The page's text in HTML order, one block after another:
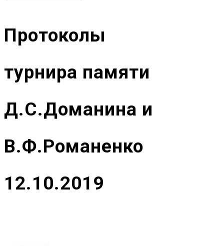
Протоколы
турнира памяти
Д.С.Доманина и
В.Ф.Романенко
12.10.2019